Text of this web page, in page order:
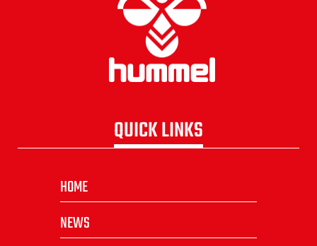
QUICK LINKS
HOME
NEWS